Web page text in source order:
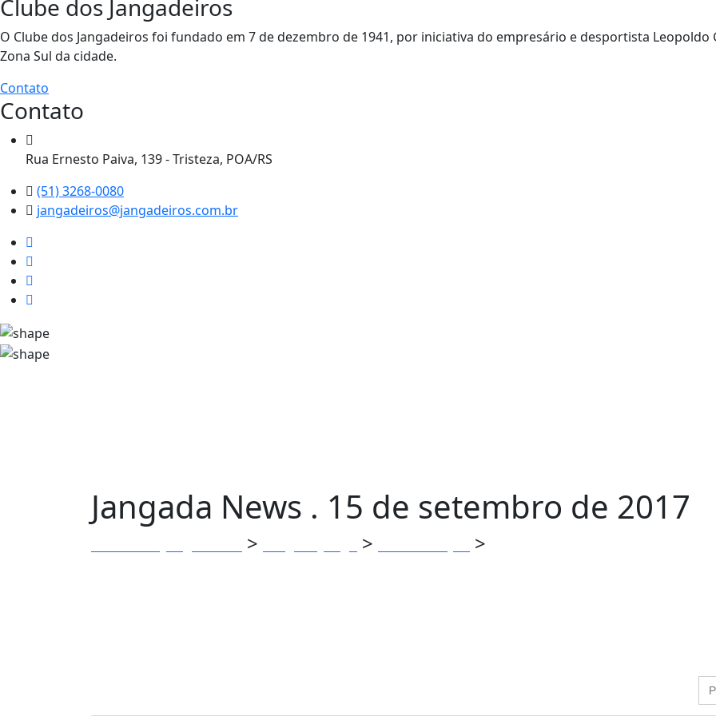
Clube dos Jangadeiros
O Clube dos Jangadeiros foi fundado em 7 de dezembro de 1941, por iniciativa do empresário e desportista
Zona Sul da cidade.
Contato
Contato
Rua Ernesto Paiva, 139 - Tristeza, POA/RS
(51) 3268-0080
jangadeiros@jangadeiros.com.br
Jangada News . 15 de setembro de 2017
> > >